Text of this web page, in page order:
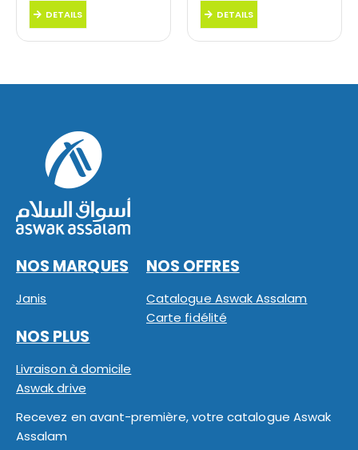
DETAILS DETAILS
NOS MARQUES
Janis
NOS OFFRES
Catalogue Aswak Assalam
Carte fidélité
NOS PLUS
Livraison à domicile
Aswak drive
Recevez en avant-première, votre catalogue Aswak
Assalam